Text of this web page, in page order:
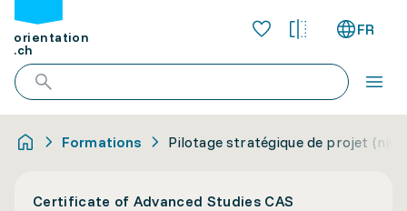
orientation
.ch
FR
Formations Pilotage stratégique de projet
Certificate of Advanced Studies CAS